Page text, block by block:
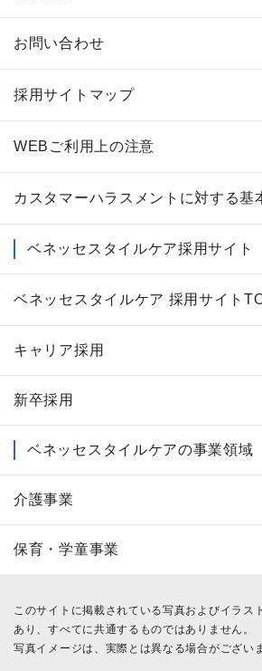
お問い合わせ
採用サイトマップ
WEBご利用上の注意
カスタマーハラスメントに対する基
ベネッセスタイルケア採用サイト
ベネッセスタイルケア 採用サイト
キャリア採用
新卒採用
ベネッセスタイルケアの事業領域
介護事業
保育・学童事業
このサイトに掲載されている写真およびイラス
あり、すべてに共通するものではありません。
写真イメージは、実際とは異なる場合がござい